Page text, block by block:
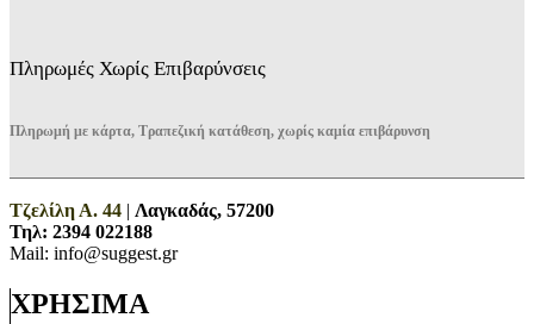
Πληρωμές Χωρίς Επιβαρύνσεις
Πληρωμή με κάρτα, Τραπεζική κατάθεση, χωρίς καμία επιβάρυνση
Τζελίλη Α. 44 | Λαγκαδάς, 57200
Τηλ: 2394 022188
Mail: info@suggest.gr
ΧΡΗΣΙΜΑ